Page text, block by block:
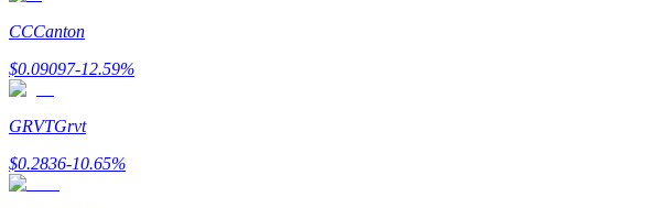
เป็นเทรดเดอร์คัดลอก
เพลิดเพลินกับการแบ่งปันผลกำไรและค่าคอมมิชชั่นการคัดลอกการซื้อขาย
CCCanton
$0.09097-12.59%
GRVTGrvt
$0.2836-10.65%